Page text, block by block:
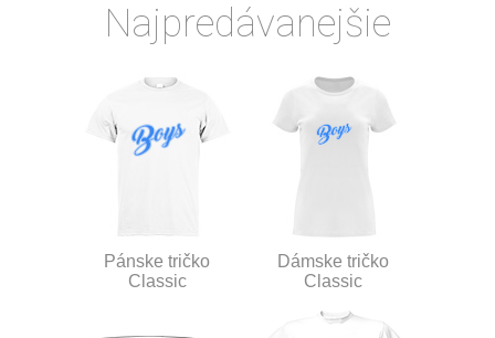
Najpredávanejšie
Pánske tričko
Classic
Dámske tričko
Classic